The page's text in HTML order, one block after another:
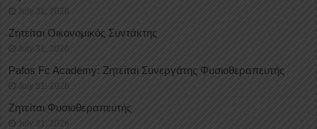
July 31, 2026
Ζητείται Οικονομικός Συντάκτης
July 31, 2026
Pafos Fc Academy: Ζητείται Συνεργάτης Φυσιοθεραπευτής
July 31, 2026
Ζητείται Φυσιοθεραπευτής
July 31, 2026